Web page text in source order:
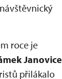
roce je
Janovice
přilákalo